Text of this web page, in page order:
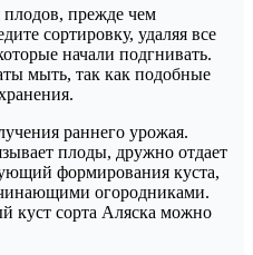
плодов, прежде чем
сортировку, удаляя все
начали подгнивать.
мыть, так как подобные
раннего урожая.
плоды, дружно отдает
формирования куста,
огородниками.
куст сорта Аляска можно